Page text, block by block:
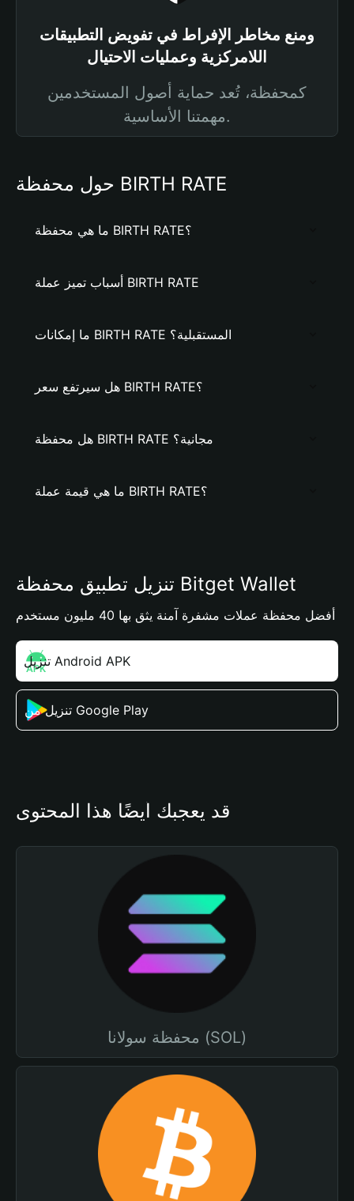
ومنع مخاطر الإفراط في تفويض التطبيقات
اللامركزية وعمليات الاحتيال
كمحفظة، تُعد حماية أصول المستخدمين
مهمتنا الأساسية.
حول محفظة BIRTH RATE
ما هي محفظة BIRTH RATE؟
أسباب تميز عملة BIRTH RATE
ما إمكانات BIRTH RATE المستقبلية؟
هل سيرتفع سعر BIRTH RATE؟
هل محفظة BIRTH RATE مجانية؟
ما هي قيمة عملة BIRTH RATE؟
تنزيل تطبيق محفظة Bitget Wallet
أفضل محفظة عملات مشفرة آمنة يثق بها 40 مليون مستخدم
تنزيل Android APK
تنزيل من Google Play
قد يعجبك أيضًا هذا المحتوى
محفظة سولانا (SOL)